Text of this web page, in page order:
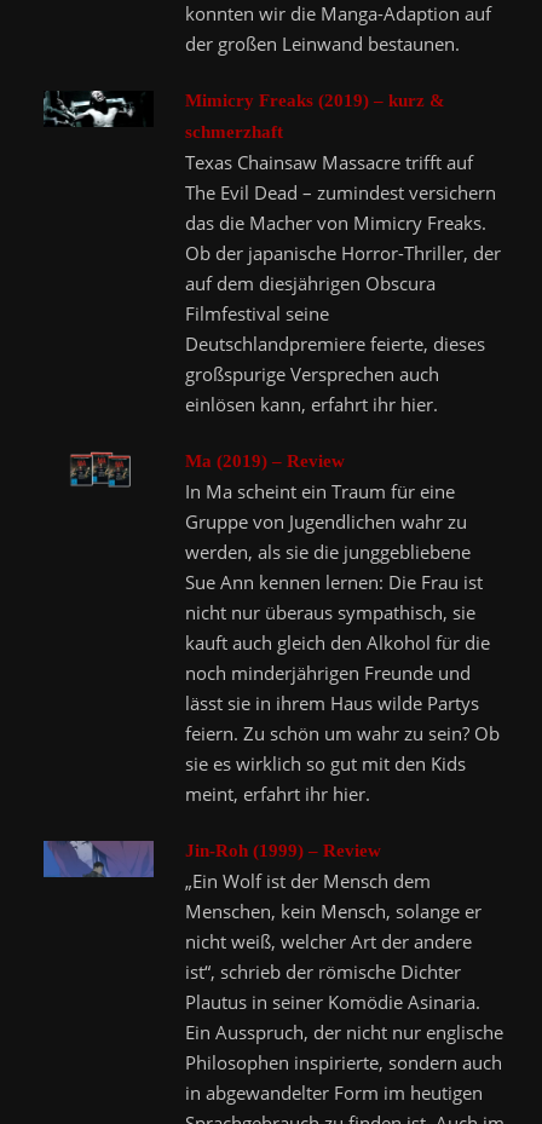
konnten wir die Manga-Adaption auf
der großen Leinwand bestaunen.
Mimicry Freaks (2019) – kurz &
schmerzhaft
Texas Chainsaw Massacre trifft auf
The Evil Dead – zumindest versichern
das die Macher von Mimicry Freaks.
Ob der japanische Horror-Thriller, der
auf dem diesjährigen Obscura
Filmfestival seine
Deutschlandpremiere feierte, dieses
großspurige Versprechen auch
einlösen kann, erfahrt ihr hier.
Ma (2019) – Review
In Ma scheint ein Traum für eine
Gruppe von Jugendlichen wahr zu
werden, als sie die junggebliebene
Sue Ann kennen lernen: Die Frau ist
nicht nur überaus sympathisch, sie
kauft auch gleich den Alkohol für die
noch minderjährigen Freunde und
lässt sie in ihrem Haus wilde Partys
feiern. Zu schön um wahr zu sein? Ob
sie es wirklich so gut mit den Kids
meint, erfahrt ihr hier.
Jin-Roh (1999) – Review
„Ein Wolf ist der Mensch dem
Menschen, kein Mensch, solange er
nicht weiß, welcher Art der andere
ist“, schrieb der römische Dichter
Plautus in seiner Komödie Asinaria.
Ein Ausspruch, der nicht nur englische
Philosophen inspirierte, sondern auch
in abgewandelter Form im heutigen